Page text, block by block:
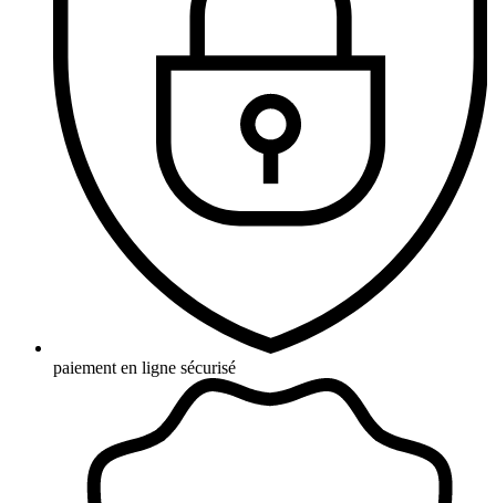
paiement en ligne sécurisé